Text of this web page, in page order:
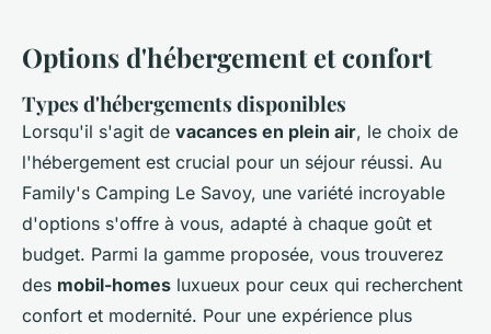
Options d'hébergement et confort
Types d'hébergements disponibles
Lorsqu'il s'agit de vacances en plein air, le choix de
l'hébergement est crucial pour un séjour réussi. Au
Family's Camping Le Savoy, une variété incroyable
d'options s'offre à vous, adapté à chaque goût et
budget. Parmi la gamme proposée, vous trouverez
des mobil-homes luxueux pour ceux qui recherchent
confort et modernité. Pour une expérience plus